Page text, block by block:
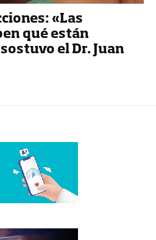
«Las
qué están
el Dr. Juan